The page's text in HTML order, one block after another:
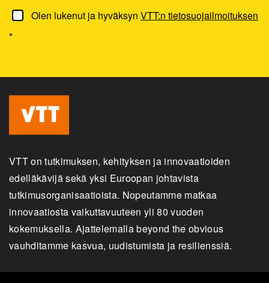
Olen lukenut ja hyväksynVTT:n tietosuojailmoituksen
*
VTT on tutkimuksen, kehityksen ja innovaatioiden
edelläkävijä sekä yksi Euroopan johtavista
tutkimusorganisaatioista. Nopeutamme matkaa
innovaatiosta vaikuttavuuteen yli 80 vuoden
kokemuksella. Ajattelemalla beyond the obvious
vauhditamme kasvua, uudistumista ja resilienssiä.